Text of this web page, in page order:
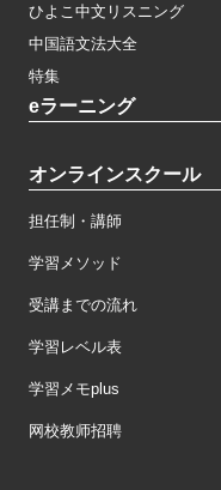
ひよこ中文リスニング
中国語文法大全
特集
eラーニング
オンラインスクール
担任制・講師
学習メソッド
受講までの流れ
学習レベル表
学習メモplus
网校教师招聘